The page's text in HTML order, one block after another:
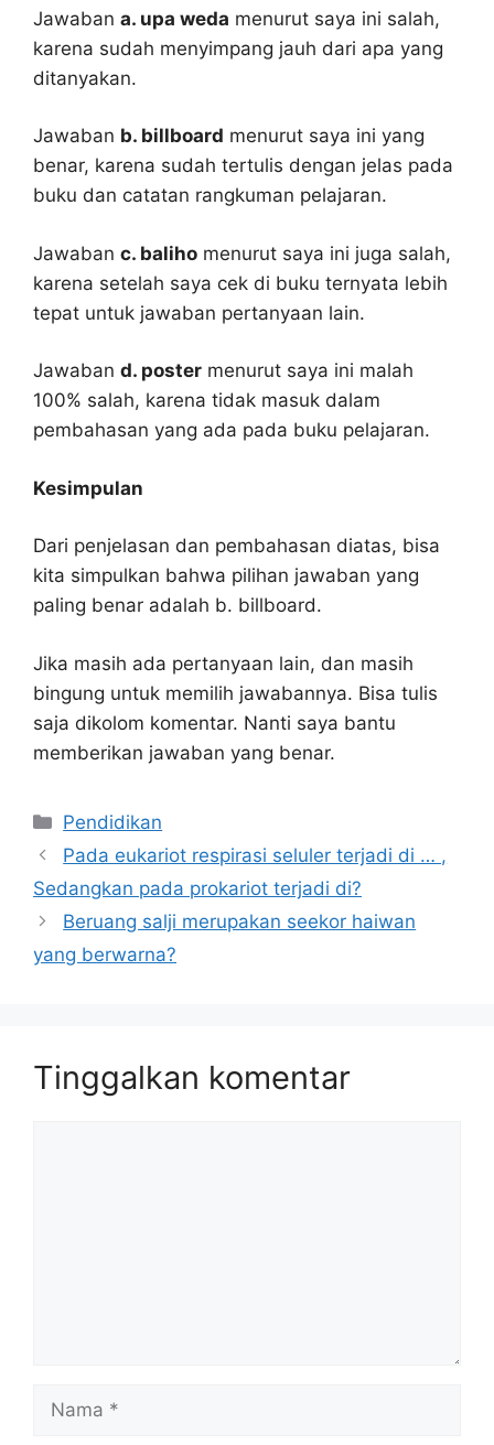
Jawaban a. upa weda menurut saya ini salah,
karena sudah menyimpang jauh dari apa yang
ditanyakan.
Jawaban b. billboard menurut saya ini yang
benar, karena sudah tertulis dengan jelas pada
buku dan catatan rangkuman pelajaran.
Jawaban c. baliho menurut saya ini juga salah,
karena setelah saya cek di buku ternyata lebih
tepat untuk jawaban pertanyaan lain.
Jawaban d. poster menurut saya ini malah
100% salah, karena tidak masuk dalam
pembahasan yang ada pada buku pelajaran.
Kesimpulan
Dari penjelasan dan pembahasan diatas, bisa
kita simpulkan bahwa pilihan jawaban yang
paling benar adalah b. billboard.
Jika masih ada pertanyaan lain, dan masih
bingung untuk memilih jawabannya. Bisa tulis
saja dikolom komentar. Nanti saya bantu
memberikan jawaban yang benar.
Kategori
Pendidikan
Pada eukariot respirasi seluler terjadi di … ,
Sedangkan pada prokariot terjadi di?
Beruang salji merupakan seekor haiwan
yang berwarna?
Tinggalkan komentar